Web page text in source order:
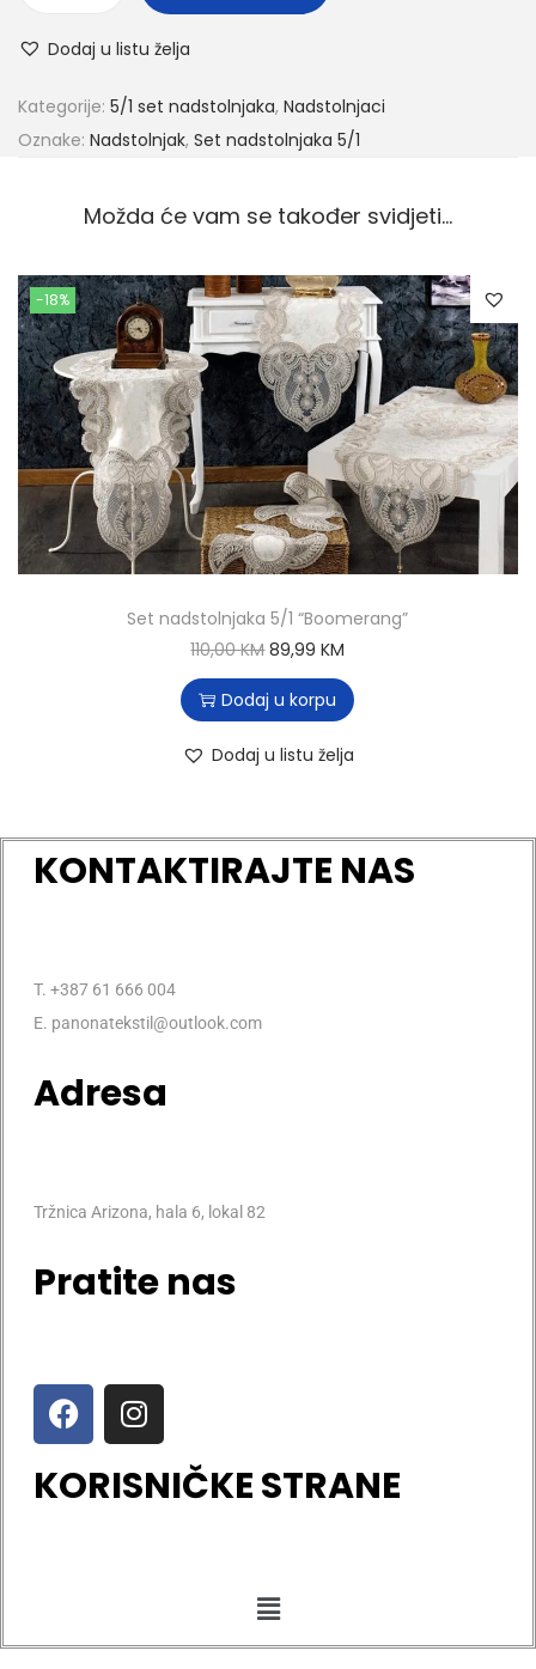
Dodaj u listu želja
Kategorije: 5/1 set nadstolnjaka, Nadstolnjaci
Oznake: Nadstolnjak, Set nadstolnjaka 5/1
Možda će vam se također svidjeti…
-18%
Set nadstolnjaka 5/1 “Boomerang”
110,00KM 89,99KM
Dodaj u korpu
Dodaj u listu želja
KONTAKTIRAJTE NAS
T. +387 61 666 004
E. panonatekstil@outlook.com
Adresa
Tržnica Arizona, hala 6, lokal 82
Pratite nas
KORISNIČKE STRANE